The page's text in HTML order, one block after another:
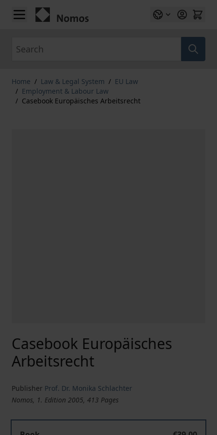
Skip to Content
Home / Law & Legal System / EU Law
/ Employment & Labour Law
/ Casebook Europäisches Arbeitsrecht
Casebook Europäisches
Arbeitsrecht
Publisher Prof. Dr. Monika Schlachter
Nomos, 1. Edition 2005, 413 Pages